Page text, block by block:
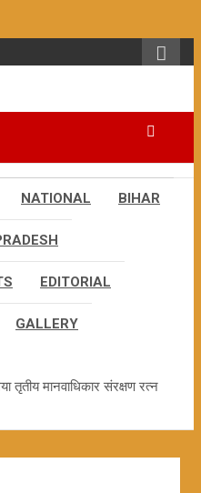
NATIONAL BIHAR
EDITORIAL
GALLERY
तृतीय मानवाधिकार संरक्षण रत्न